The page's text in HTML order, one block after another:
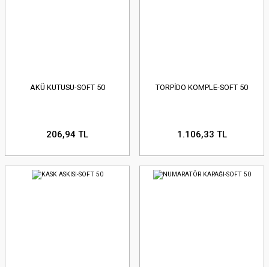
AKÜ KUTUSU-SOFT 50
206,94 TL
TORPİDO KOMPLE-SOFT 50
1.106,33 TL